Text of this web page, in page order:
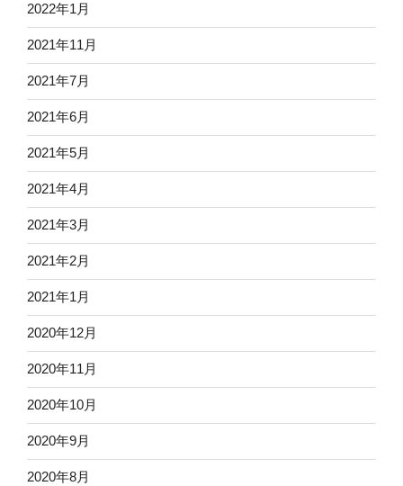
2022年1月
2021年11月
2021年7月
2021年6月
2021年5月
2021年4月
2021年3月
2021年2月
2021年1月
2020年12月
2020年11月
2020年10月
2020年9月
2020年8月